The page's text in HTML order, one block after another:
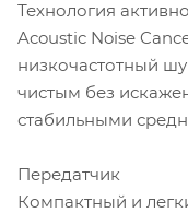
Технология
Acoustic Noise
низкочастотный
чистым без
стабильными
Передатчик
Компактный и